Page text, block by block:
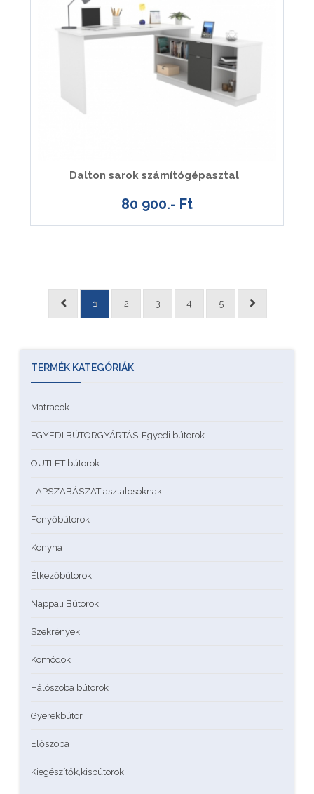
Dalton sarok számítógépasztal
80 900.- Ft
1 2 3 4 5
TERMÉK KATEGÓRIÁK
Matracok
EGYEDI BÚTORGYÁRTÁS-Egyedi bútorok
OUTLET bútorok
LAPSZABÁSZAT asztalosoknak
Fenyőbútorok
Konyha
Étkezőbútorok
Nappali Bútorok
Szekrények
Komódok
Hálószoba bútorok
Gyerekbútor
Előszoba
Kiegészítők,kisbútorok